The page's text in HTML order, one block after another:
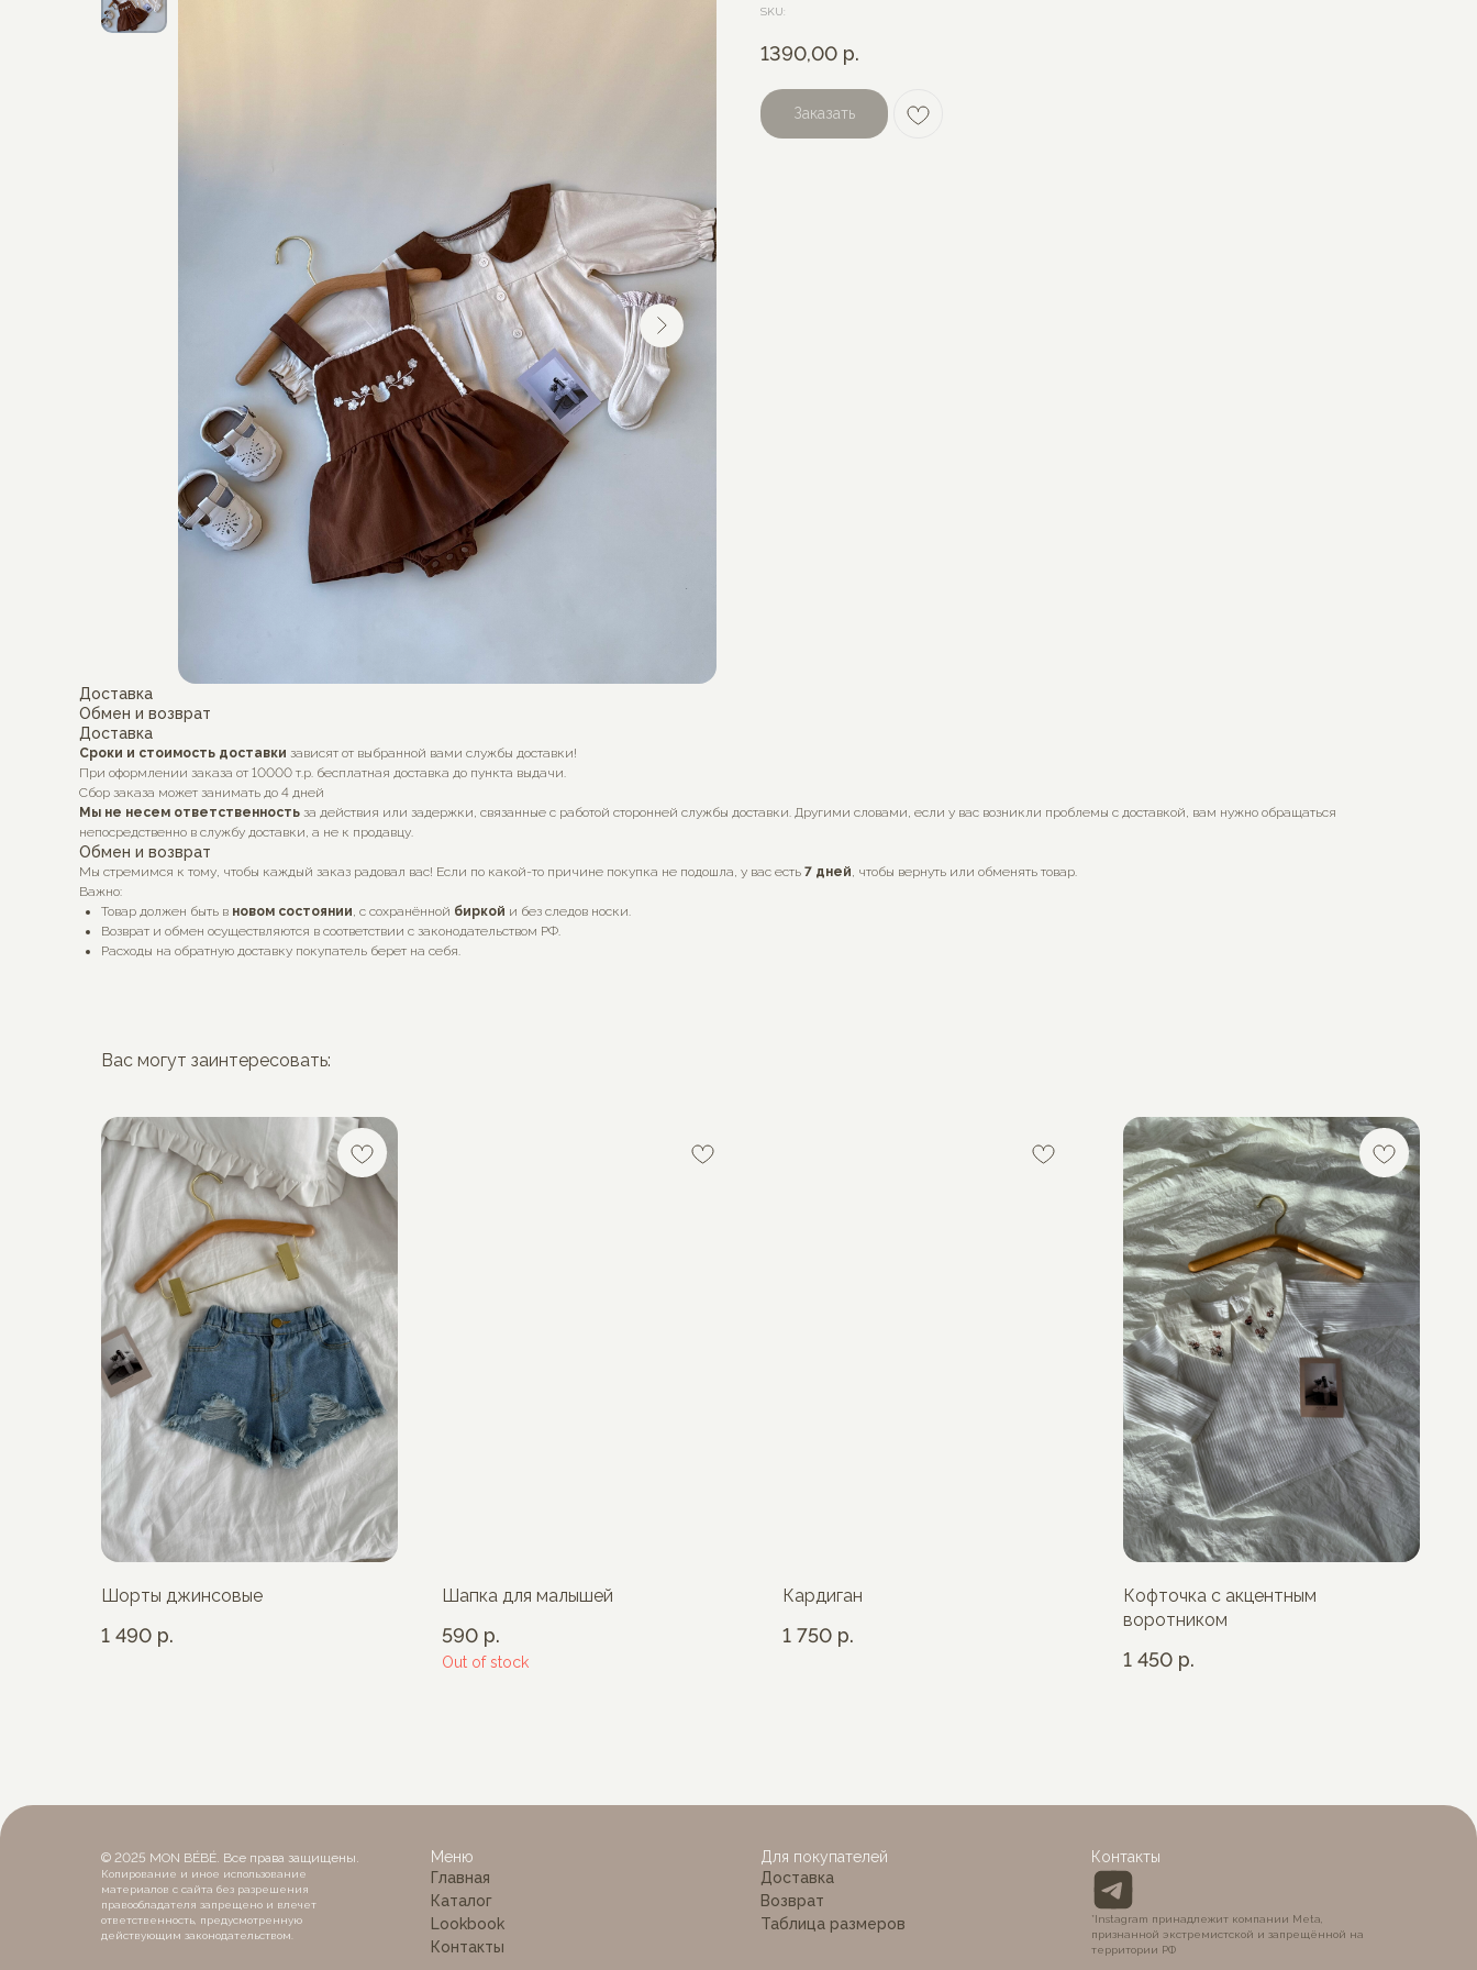
SKU:
1390,00 р.
Заказать
Доставка
Обмен и возврат
Доставка
Сроки и стоимость доставки зависят от выбранной вами службы доставки!
При оформлении заказа от 10000 т.р. бесплатная доставка до пункта выдачи.
Сбор заказа может занимать до 4 дней
Мы не несем ответственность за действия или задержки, связанные с работой сторонней службы доставки. Другими словами, если у вас возникли проблемы с доставкой, вам нужно обращаться
непосредственно в службу доставки, а не к продавцу.
Обмен и возврат
Мы стремимся к тому, чтобы каждый заказ радовал вас! Если по какой-то причине покупка не подошла, у вас есть 7 дней, чтобы вернуть или обменять товар.
Важно:
Товар должен быть в новом состоянии, с сохранённой биркой и без следов носки.
Возврат и обмен осуществляются в соответствии с законодательством РФ.
Расходы на обратную доставку покупатель берет на себя.
Вас могут заинтересовать:
Шорты джинсовые
1 490 р.
Шапка для малышей
590 р.
Out of stock
Кардиган
1 750 р.
Кофточка с акцентным
воротником
1 450 р.
© 2025 MON BÉBÉ. Все права защищены.
Копирование и иное использование
материалов с сайта без разрешения
правообладателя запрещено и влечет
ответственность, предусмотренную
действующим законодательством.
Меню
Главная
Каталог
Lookbook
Контакты
Для покупателей
Доставка
Возврат
Таблица размеров
Контакты
*Instagram принадлежит компании Meta,
признанной экстремистской и запрещённой на
территории РФ